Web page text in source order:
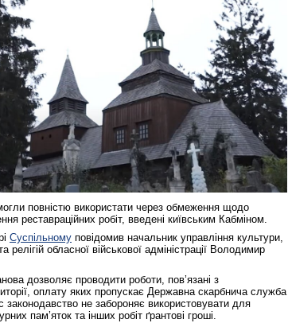
повністю використати через обмеження щодо
реставраційних робіт, введені київським Кабміном.
Суспільному повідомив начальник управління культури,
релігій обласної військової адміністрації Володимир
дозволяє проводити роботи, пов’язані з
оплату яких пропускає Державна скарбнича служба
законодавство не забороняє використовувати для
пам’яток та інших робіт ґрантові гроші.